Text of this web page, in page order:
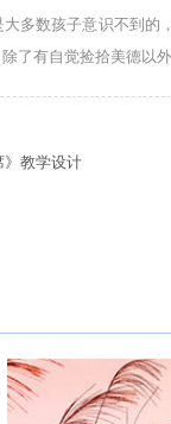
多数孩子意识不到
了有自觉捡拾美德以
》教学设计